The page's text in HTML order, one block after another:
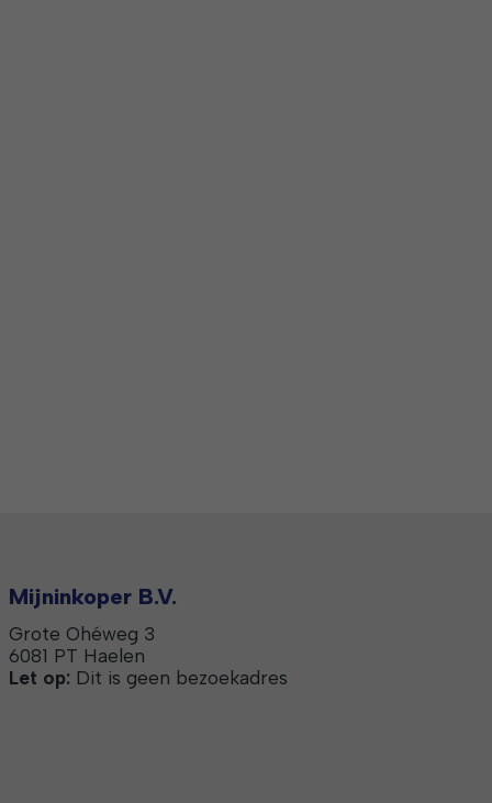
Mijninkoper B.V.
Grote Ohéweg 3
6081 PT Haelen
Let op: Dit is geen bezoekadres